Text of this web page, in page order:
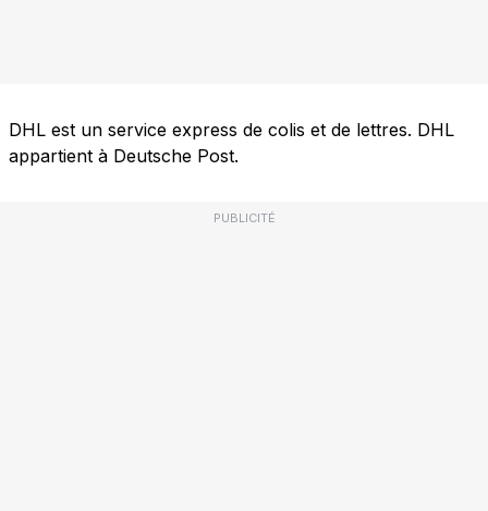
DHL est un service express de colis et de lettres. DHL
appartient à Deutsche Post.
PUBLICITÉ